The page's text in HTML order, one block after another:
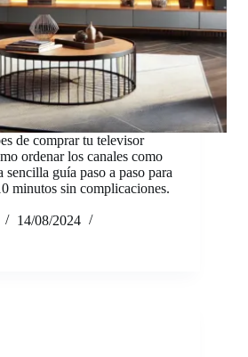
de comprar tu televisor
ordenar los canales como
sencilla guía paso a paso para
minutos sin complicaciones.
14/08/2024